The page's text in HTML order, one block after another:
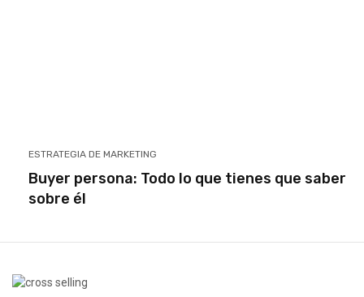
ESTRATEGIA DE MARKETING
Buyer persona: Todo lo que tienes que saber
sobre él